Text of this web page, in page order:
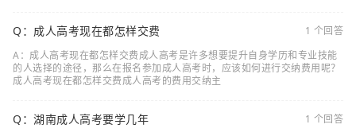
Q：成人高考现在都怎样交费
1 个回答
A：成人高考现在都怎样交费成人高考是许多想要提升自身学历和专业技能
的人选择的途径，那么在报名参加成人高考时，应该如何进行交纳费用呢？
成人高考现在都怎样交费成人高考的费用交纳主
Q：湖南成人高考要学几年
1 个回答